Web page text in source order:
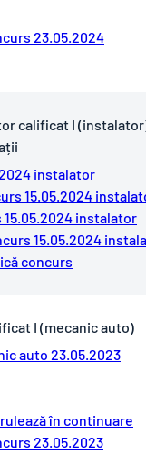
23.05.2024
calificat I
concurs
15.05.2024
instalator
15.05.2024
instalator
I (mecanic auto)
23.05.2023
în continuare
auto 23.05.2023